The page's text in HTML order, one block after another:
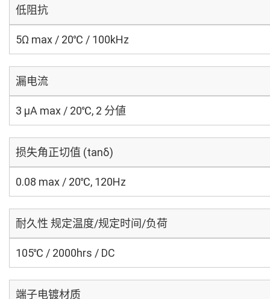
低阻抗
5Ω max / 20℃ / 100kHz
漏电流
3 μA max / 20℃, 2 分値
损失角正切值 (tanδ)
0.08 max / 20℃, 120Hz
耐久性 规定温度/规定时间/负荷
105℃ / 2000hrs / DC
端子电镀材质